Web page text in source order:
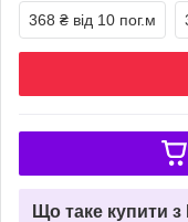
368 ₴ від 10 пог.м
Що таке купити